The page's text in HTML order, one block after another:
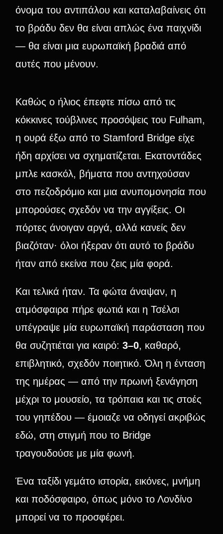
όνομα του αντιπάλου και καταλαβαίνεις ότι
το βράδυ δεν θα είναι απλώς ένα παιχνίδι
— θα είναι μια ευρωπαϊκή βραδιά από
αυτές που μένουν.
Καθώς ο ήλιος έπεφτε πίσω από τις
κόκκινες τούβλινες προσόψεις του Fulham,
η ουρά έξω από το Stamford Bridge είχε
ήδη αρχίσει να σχηματίζεται. Εκατοντάδες
μπλε κασκόλ, βήματα που αντηχούσαν
στο πεζοδρόμιο και μια ανυπομονησία που
μπορούσες σχεδόν να την αγγίξεις. Οι
πόρτες άνοιγαν αργά, αλλά κανείς δεν
βιαζόταν· όλοι ήξεραν ότι αυτό το βράδυ
ήταν από εκείνα που ζεις μία φορά.
Και τελικά ήταν. Τα φώτα άναψαν, η
ατμόσφαιρα πήρε φωτιά και η Τσέλσι
υπέγραψε μία ευρωπαϊκή παράσταση που
θα συζητιέται για καιρό: 3–0, καθαρό,
επιβλητικό, σχεδόν ποιητικό. Όλη η ένταση
της ημέρας — από την πρωινή ξενάγηση
μέχρι το μουσείο, τα τρόπαια και τις στοές
του γηπέδου — έμοιαζε να οδηγεί ακριβώς
εδώ, στη στιγμή που το Bridge
τραγουδούσε με μία φωνή.
Ένα ταξίδι γεμάτο ιστορία, εικόνες, μνήμη
και ποδόσφαιρο, όπως μόνο το Λονδίνο
μπορεί να το προσφέρει.